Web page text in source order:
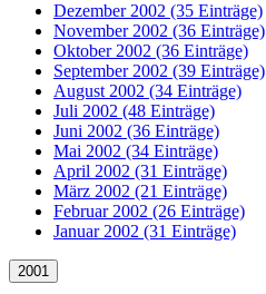
Dezember 2002 (35 Einträge)
November 2002 (36 Einträge)
Oktober 2002 (36 Einträge)
September 2002 (39 Einträge)
August 2002 (34 Einträge)
Juli 2002 (48 Einträge)
Juni 2002 (36 Einträge)
Mai 2002 (34 Einträge)
April 2002 (31 Einträge)
März 2002 (21 Einträge)
Februar 2002 (26 Einträge)
Januar 2002 (31 Einträge)
2001